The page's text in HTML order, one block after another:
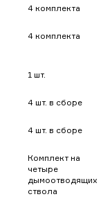
4 комплекта
4 комплекта
1 шт.
4 шт. в сборе
4 шт. в сборе
Комплект на
четыре
дымоотводящих
ствола